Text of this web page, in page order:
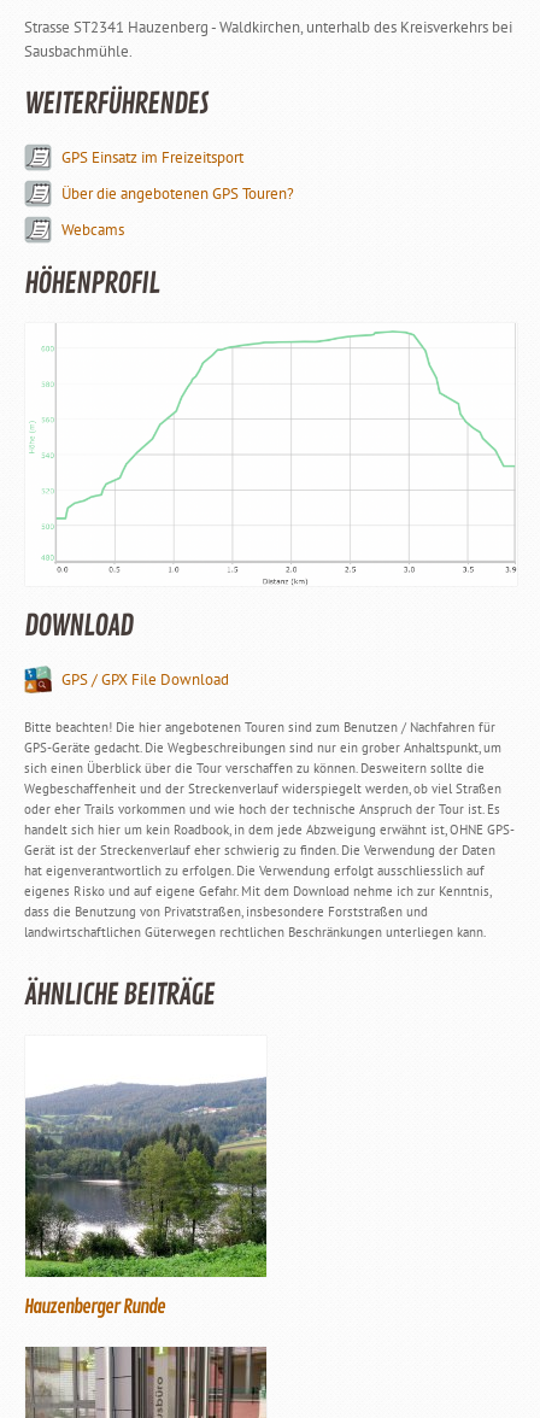
Strasse ST2341 Hauzenberg - Waldkirchen, unterhalb des Kreisverkehrs bei
Sausbachmühle.
WEITERFÜHRENDES
GPS Einsatz im Freizeitsport
Über die angebotenen GPS Touren?
Webcams
HÖHENPROFIL
DOWNLOAD
GPS / GPX File Download
Bitte beachten! Die hier angebotenen Touren sind zum Benutzen / Nachfahren für
GPS-Geräte gedacht. Die Wegbeschreibungen sind nur ein grober Anhaltspunkt, um
sich einen Überblick über die Tour verschaffen zu können. Desweitern sollte die
Wegbeschaffenheit und der Streckenverlauf widerspiegelt werden, ob viel Straßen
oder eher Trails vorkommen und wie hoch der technische Anspruch der Tour ist. Es
handelt sich hier um kein Roadbook, in dem jede Abzweigung erwähnt ist, OHNE GPS-
Gerät ist der Streckenverlauf eher schwierig zu finden. Die Verwendung der Daten
hat eigenverantwortlich zu erfolgen. Die Verwendung erfolgt ausschliesslich auf
eigenes Risko und auf eigene Gefahr. Mit dem Download nehme ich zur Kenntnis,
dass die Benutzung von Privatstraßen, insbesondere Forststraßen und
landwirtschaftlichen Güterwegen rechtlichen Beschränkungen unterliegen kann.
ÄHNLICHE BEITRÄGE
Hauzenberger Runde